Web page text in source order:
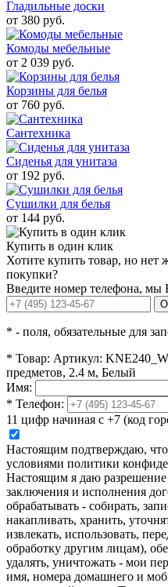
Гладильные доски
от 380 руб.
Комоды мебельные
от 2 039 руб.
Корзины для белья
от 760 руб.
Сантехника
Сиденья для унитаза
от 192 руб.
Сушилки для белья
от 144 руб.
Купить в один клик
Хотите купить товар, но нет
покупки?
Введите номер телефона, мы
* - поля, обязательные для
* Товар: Артикул:
предметов, 2.4 м, Белый
Имя:
* Телефон:
11 цифр начиная с +7 (код
Настоящим подтверждаю, что
условиями политики
Настоящим я даю
заключения и исполнения
обрабатывать - собирать,
накапливать, хранить,
извлекать, использовать,
обработку другим лицам),
удалять, уничтожать - мои
имя, номера домашнего и